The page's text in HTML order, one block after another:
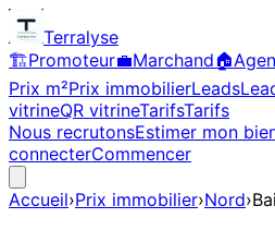
Terralyse
🏗️Promoteur💼Marchand🏠
Prix m²Prix immobilierLeads
vitrineQR vitrineTarifsTarifs
Nous recrutonsEstimer mon
connecterCommencer
Accueil›Prix immobilier›Nord›